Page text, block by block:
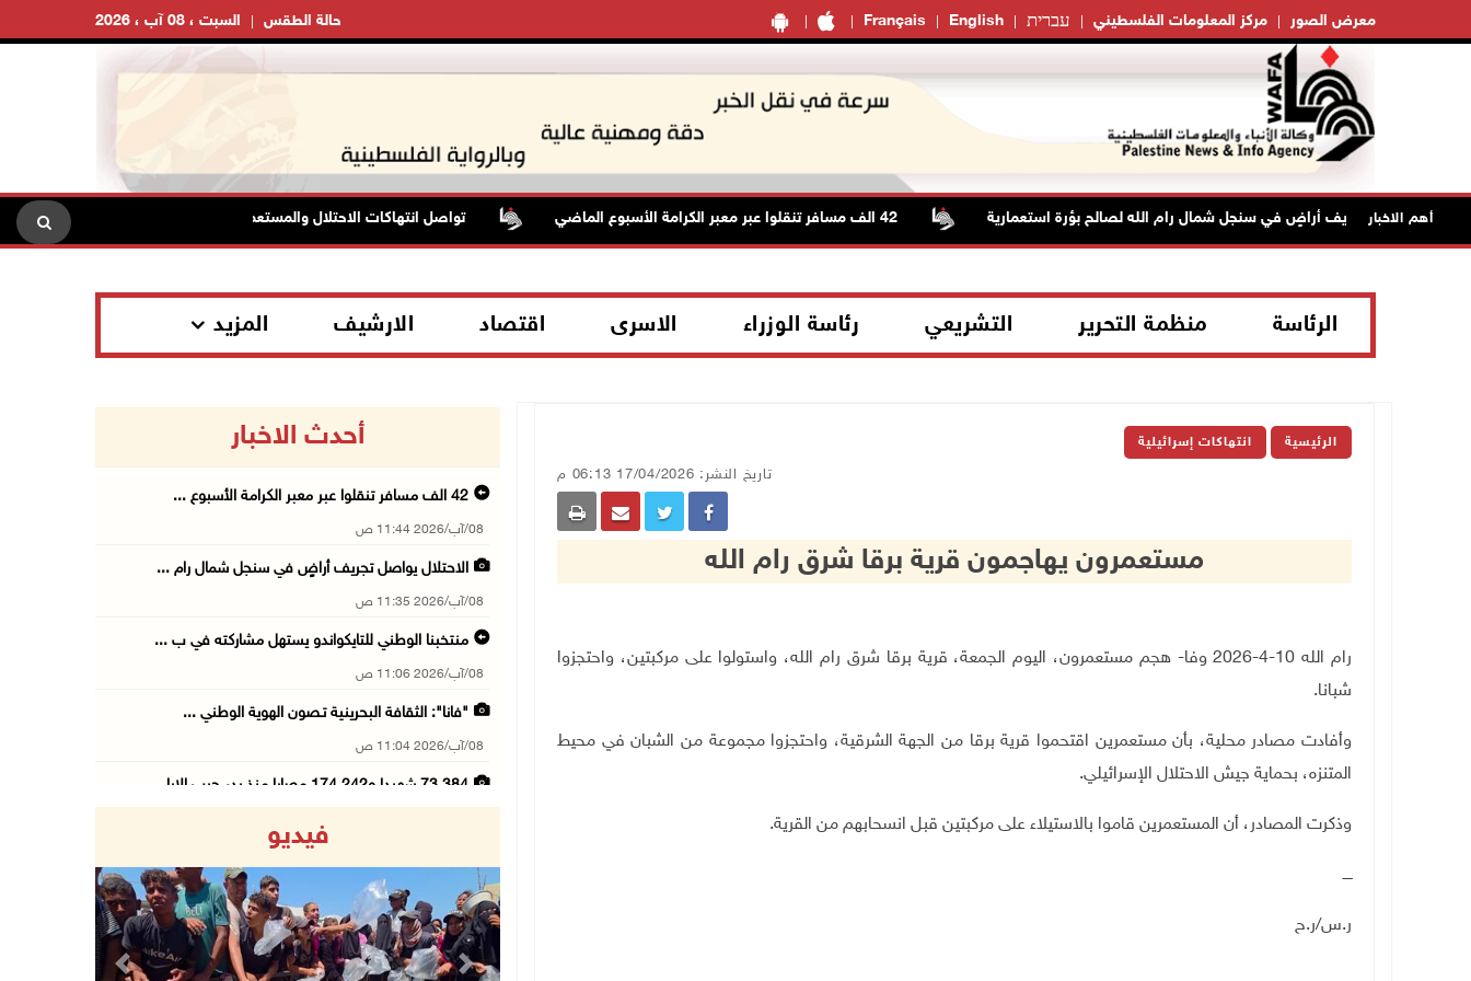
Français English עברית مركز المعلومات الفلسطيني معرض الصور السبت ، 08 آب ، 2026 حالة الطقس
أهم الاخبار
يواصل تجريف أراضٍ في سنجل شمال رام الله لصالح بؤرة استعمارية تواصل انتهاكات الاحتلال والمستعمرين: إصابات واعتقالات واقتحامات
الرئاسة منظمة التحرير التشريعي رئاسة الوزراء الاسرى اقتصاد الارشيف المزيد
الرئيسية انتهاكات إسرائيلية
تاريخ النشر: 17/04/2026 06:13 م
مستعمرون يهاجمون قرية برقا شرق رام الله
رام الله 10-4-2026 وفا- هجم مستعمرون، اليوم الجمعة، قرية برقا شرق رام الله، واستولوا على مركبتين، واحتجزوا
شبانا.
وأفادت مصادر محلية، بأن مستعمرين اقتحموا قرية برقا من الجهة الشرقية، واحتجزوا مجموعة من الشبان في محيط
المتنزه، بحماية جيش الاحتلال الإسرائيلي.
وذكرت المصادر، أن المستعمرين قاموا بالاستيلاء على مركبتين قبل انسحابهم من القرية.
ــــ
ر.س/ر.ح
أحدث الاخبار
42 الف مسافر تنقلوا عبر معبر الكرامة الأسبوع ...
08/آب/2026 11:44 ص
الاحتلال يواصل تجريف أراضٍ في سنجل شمال رام ...
08/آب/2026 11:35 ص
منتخبنا الوطني للتايكواندو يستهل مشاركته في ب ...
08/آب/2026 11:06 ص
"فانا": الثقافة البحرينية تـصون الهوية الوطني ...
08/آب/2026 11:04 ص
73,384 شهيدا و174,242 مصابا منذ بدء حرب الإبا ...
08/آب/2026 10:22 ص
قوات الاحتلال تجري تحقيقات ميدانية مع عشرات ا ...
08/آب/2026 10:18 ص
فيديو
Previous Next